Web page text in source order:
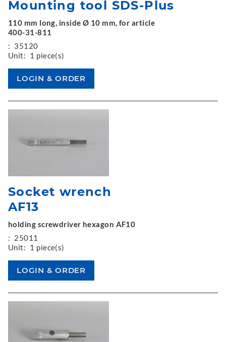
Mounting tool SDS-Plus
110 mm long, inside Ø 10 mm, for article
400-31-811
: 35120
Unit: 1 piece(s)
Socket wrench
AF13
holding screwdriver hexagon AF10
: 25011
Unit: 1 piece(s)